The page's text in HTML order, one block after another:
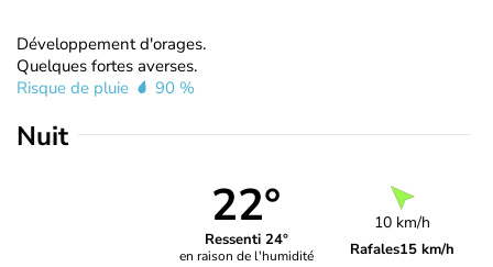
Développement d'orages.
Quelques fortes averses.
Risque de pluie
90 %
Nuit
22°
Ressenti 24°
en raison de l'humidité
10 km/h
Rafales15 km/h